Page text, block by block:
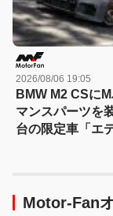
2026/08/06 19:05
BMW M2 CSに
マンスパーツを
台の限定車「エ
Motor-Fan